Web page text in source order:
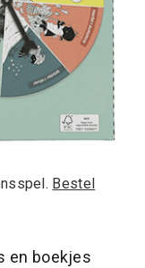
Bestel
en boekjes